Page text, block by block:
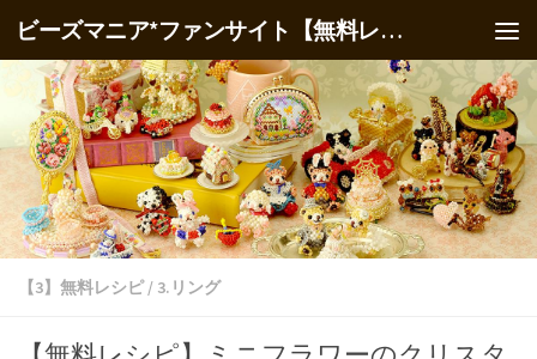
ビーズマニア*ファンサイト【無料レシピ】
【3】無料レシピ / 3.リング